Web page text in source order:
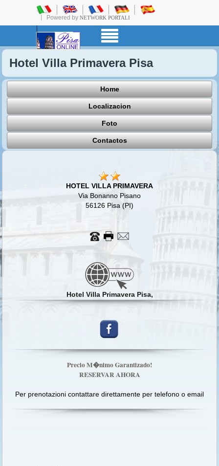
Powered by NETWORK PORTALI
Hotel Villa Primavera Pisa
Home
Localizacion
Foto
Contactos
HOTEL VILLA PRIMAVERA
Via Bonanno Pisano
56126 Pisa (PI)
Hotel Villa Primavera Pisa,
Precio M�nimo Garantizado!
RESERVAR AHORA
Per prenotazioni contattare direttamente per telefono o email